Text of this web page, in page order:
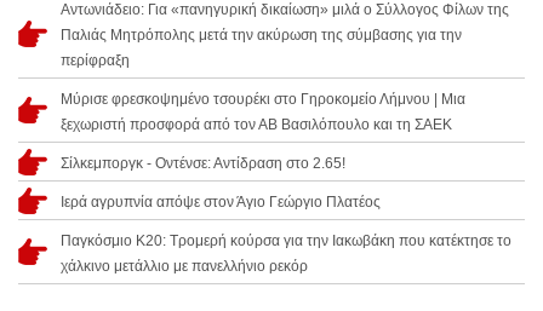
Αντωνιάδειο: Για «πανηγυρική δικαίωση» μιλά ο Σύλλογος Φίλων της
Παλιάς Μητρόπολης μετά την ακύρωση της σύμβασης για την
περίφραξη
Μύρισε φρεσκοψημένο τσουρέκι στο Γηροκομείο Λήμνου | Μια
ξεχωριστή προσφορά από τον ΑΒ Βασιλόπουλο και τη ΣΑΕΚ
Σίλκεμποργκ - Οντένσε: Αντίδραση στο 2.65!
Ιερά αγρυπνία απόψε στον Άγιο Γεώργιο Πλατέος
Παγκόσμιο Κ20: Τρομερή κούρσα για την Ιακωβάκη που κατέκτησε το
χάλκινο μετάλλιο με πανελλήνιο ρεκόρ